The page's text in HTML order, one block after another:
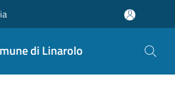
di Linarolo